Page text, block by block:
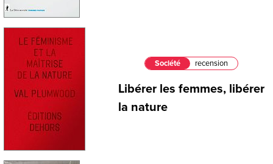
Société recension
Libérer les femmes, libérer
la nature